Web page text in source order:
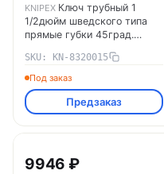
KNIPEX Ключ трубный 1
1/2дюйм шведского типа
прямые губки 45град.
430мм Cr-V Knipex KN-
8320015
SKU: KN-8320015
Под заказ
Предзаказ
9946 ₽